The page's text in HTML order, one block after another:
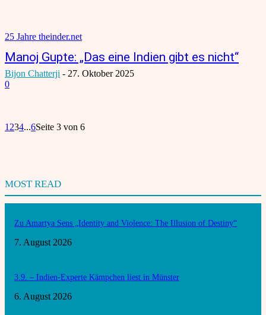
25 Jahre theinder.net
Manoj Gupte: „Das eine Indien gibt es nicht“
Bijon Chatterji - 27. Oktober 2025
0
1 234...6Seite 3 von 6
MOST READ
Zu Amartya Sens „Identity and Violence: The Illusion of Destiny“
7. August 2026
3.9. – Indien-Experte Kämpchen liest in Münster
6. August 2026